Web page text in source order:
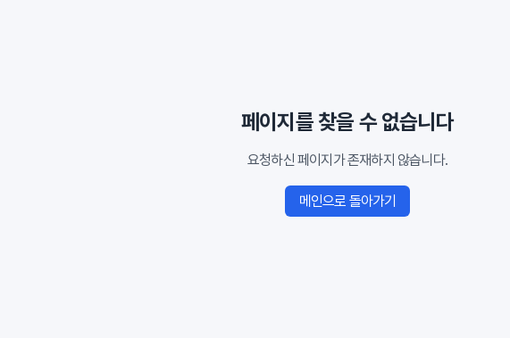
페이지를 찾을 수 없습니다
요청하신 페이지가 존재하지 않습니다.
메인으로 돌아가기